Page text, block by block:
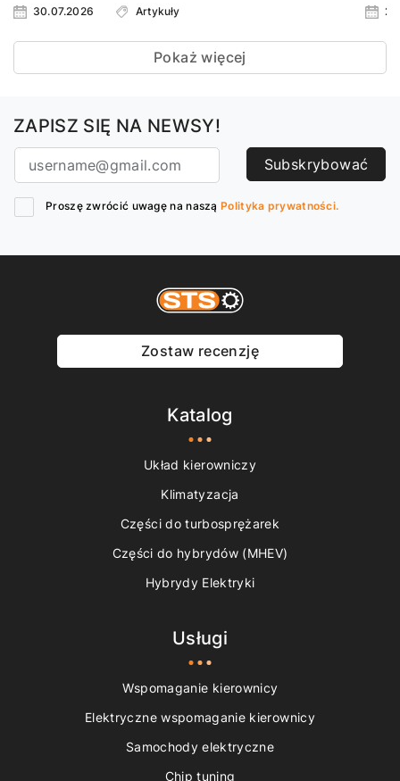
30.07.2026 Artykuły
Pokaż więcej
ZAPISZ SIĘ NA NEWSY!
Subskrybować
Proszę zwrócić uwagę na naszą Polityka prywatności.
Zostaw recenzję
Katalog
Układ kierowniczy
Klimatyzacja
Części do turbosprężarek
Części do hybrydów (MHEV)
Hybrydy Elektryki
Usługi
Wspomaganie kierownicy
Elektryczne wspomaganie kierownicy
Samochody elektryczne
Chip tuning